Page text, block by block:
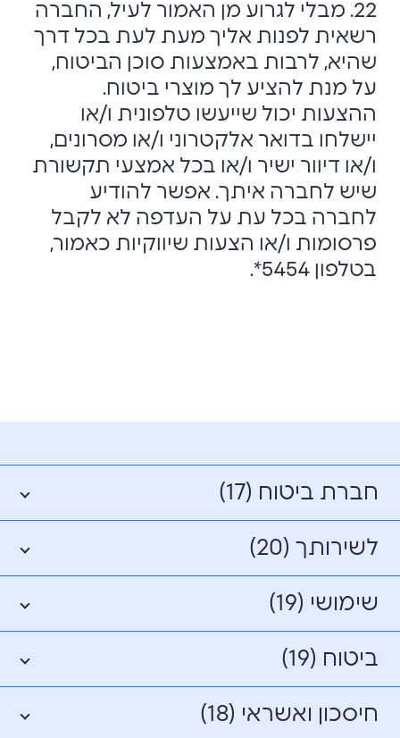
22. מבלי לגרוע מן האמור לעיל, החברה
רשאית לפנות אליך מעת לעת בכל דרך
שהיא, לרבות באמצעות סוכן הביטוח,
על מנת להציע לך מוצרי ביטוח.
ההצעות יכול שייעשו טלפונית ו/או
יישלחו בדואר אלקטרוני ו/או מסרונים,
ו/או דיוור ישיר ו/או בכל אמצעי תקשורת
שיש לחברה איתך. אפשר להודיע
לחברה בכל עת על העדפה לא לקבל
פרסומות ו/או הצעות שיווקיות כאמור,
בטלפון 5454*.
חברת ביטוח (17)
לשירותך (20)
שימושי (19)
ביטוח (19)
חיסכון ואשראי (18)